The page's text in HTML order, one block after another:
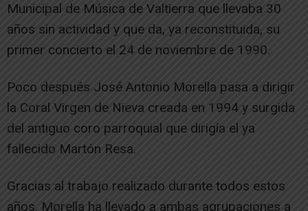
Municipal de Música de Valtierra que llevaba 30
años sin actividad y que da, ya reconstituida, su
primer concierto el 24 de noviembre de 1990.
Poco después José Antonio Morella pasa a dirigir
la Coral Virgen de Nieva creada en 1994 y surgida
del antiguo coro parroquial que dirigía el ya
fallecido Martón Resa.
Gracias al trabajo realizado durante todos estos
años, Morella ha llevado a ambas agrupaciones a